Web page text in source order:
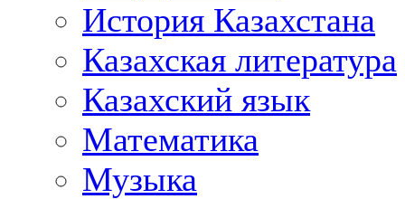
История Казахстана
Казахская литература
Казахский язык
Математика
Музыка